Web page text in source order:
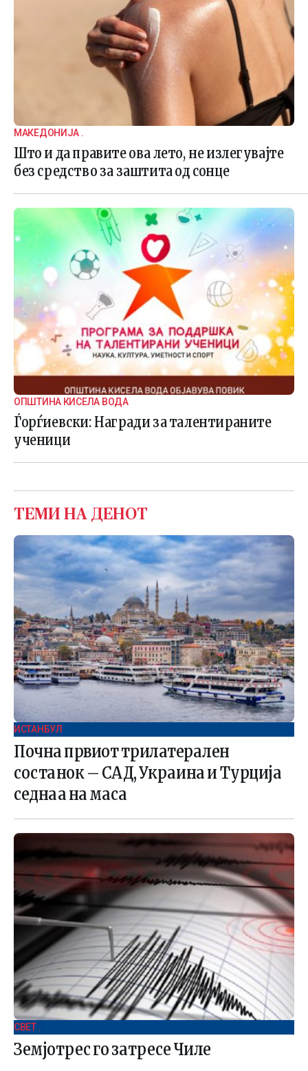
МАКЕДОНИЈА .
Што и да правите ова лето, не излегувајте
без средство за заштита од сонце
ОПШТИНА КИСЕЛА ВОДА
Ѓорѓиевски: Награди за талентираните
ученици
ТЕМИ НА ДЕНОТ
ИСТАНБУЛ
Почна првиот трилатерален
состанок – САД, Украина и Турција
седнаа на маса
СВЕТ .
Земјотрес го затресе Чиле